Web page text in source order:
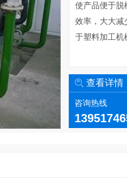
使产品便于脱模而不变形、不
效率，大大减少残次品。水冷
于塑料加工机械成···
查看详情
13951746501